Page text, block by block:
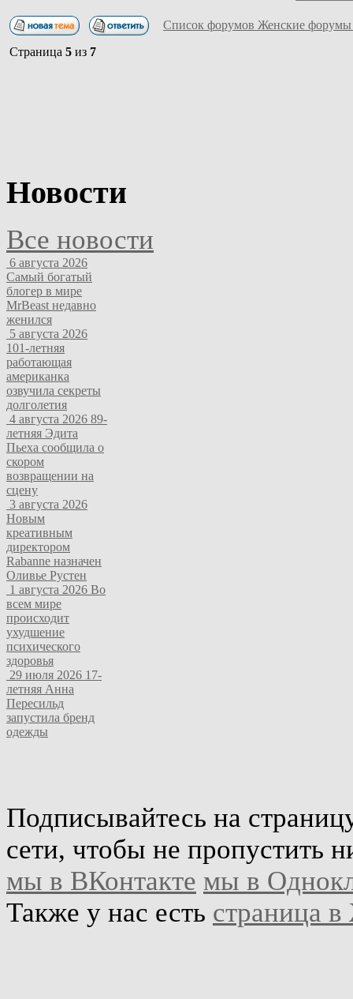
Список форумов Женские форумы
Страница 5 из 7
Новости
Все новости
6 августа 2026
Самый богатый
блогер в мире
MrBeast недавно
женился
5 августа 2026
101-летняя
работающая
американка
озвучила секреты
долголетия
4 августа 2026 89-
летняя Эдита
Пьеха сообщила о
скором
возвращении на
сцену
3 августа 2026
Новым
креативным
директором
Rabanne назначен
Оливье Рустен
1 августа 2026 Во
всем мире
происходит
ухудшение
психического
здоровья
29 июля 2026 17-
летняя Анна
Пересильд
запустила бренд
одежды
Подписывайтесь на
сети, чтобы не пропустить
мы в ВКонтакте мы в
Также у нас есть страница